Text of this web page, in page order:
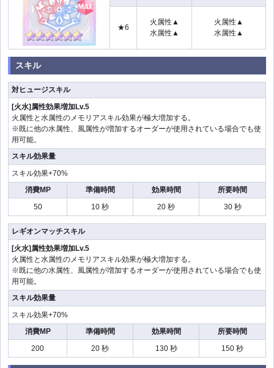
★6
火属性▲
水属性▲
火属性▲
水属性▲
スキル
対ヒュージスキル
[火水]属性効果増加Lv.5
火属性と水属性のメモリアスキル効果が極大増加する。
※既に他の水属性、風属性が増加するオーダーが使用されている場合でも使
用可能。
スキル効果量
スキル効果+70%
消費MP
準備時間 効果時間
所要時間
50
10 秒 20 秒 30 秒
レギオンマッチスキル
[火水]属性効果増加Lv.5
火属性と水属性のメモリアスキル効果が極大増加する。
※既に他の水属性、風属性が増加するオーダーが使用されている場合でも使
用可能。
スキル効果量
スキル効果+70%
消費MP
準備時間 効果時間
所要時間
200
20 秒 130 秒 150 秒